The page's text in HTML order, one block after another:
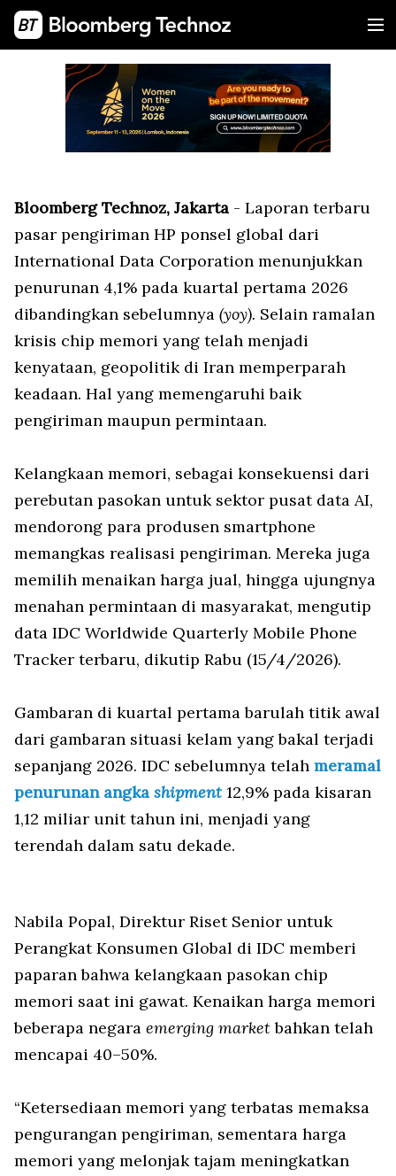
Bloomberg Technoz, Jakarta - Laporan terbaru
pasar pengiriman HP ponsel global dari
International Data Corporation menunjukkan
penurunan 4,1% pada kuartal pertama 2026
dibandingkan sebelumnya (yoy). Selain ramalan
krisis chip memori yang telah menjadi
kenyataan, geopolitik di Iran memperparah
keadaan. Hal yang memengaruhi baik
pengiriman maupun permintaan.
Kelangkaan memori, sebagai konsekuensi dari
perebutan pasokan untuk sektor pusat data AI,
mendorong para produsen smartphone
memangkas realisasi pengiriman. Mereka juga
memilih menaikan harga jual, hingga ujungnya
menahan permintaan di masyarakat, mengutip
data IDC Worldwide Quarterly Mobile Phone
Tracker terbaru, dikutip Rabu (15/4/2026).
Gambaran di kuartal pertama barulah titik awal
dari gambaran situasi kelam yang bakal terjadi
sepanjang 2026. IDC sebelumnya telah meramal
penurunan angka shipment12,9% pada kisaran
1,12 miliar unit tahun ini, menjadi yang
terendah dalam satu dekade.
Nabila Popal, Direktur Riset Senior untuk
Perangkat Konsumen Global di IDC memberi
paparan bahwa kelangkaan pasokan chip
memori saat ini gawat. Kenaikan harga memori
beberapa negara emerging marketbahkan telah
mencapai 40–50%.
“Ketersediaan memori yang terbatas memaksa
pengurangan pengiriman, sementara harga
memori yang melonjak tajam meningkatkan